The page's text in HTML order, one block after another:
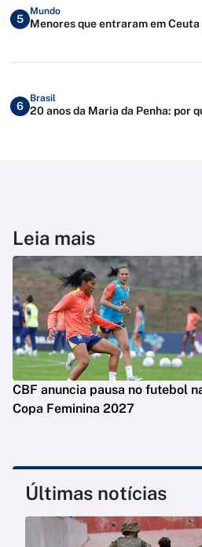
5
Mundo
Menores que entraram em
6
Brasil
20 anos da Maria da Penha: por
Leia mais
CBF anuncia pausa no futebol
Copa Feminina 2027
Últimas notícias